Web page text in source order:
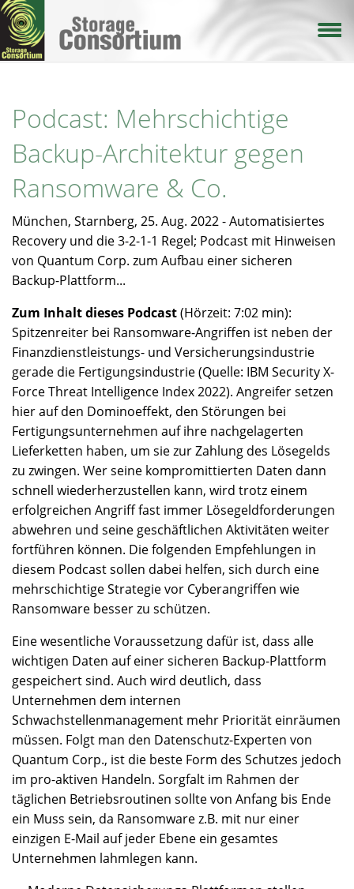
Direkt
zum
Inhalt
Podcast: Mehrschichtige
Backup-Architektur gegen
Ransomware & Co.
München, Starnberg, 25. Aug. 2022 - Automatisiertes
Recovery und die 3-2-1-1 Regel; Podcast mit Hinweisen
von Quantum Corp. zum Aufbau einer sicheren
Backup-Plattform...
Zum Inhalt dieses Podcast(Hörzeit: 7:02 min):
Spitzenreiter bei Ransomware-Angriffen ist neben der
Finanzdienstleistungs- und Versicherungsindustrie
gerade die Fertigungsindustrie (Quelle: IBM Security X-
Force Threat Intelligence Index 2022). Angreifer setzen
hier auf den Dominoeffekt, den Störungen bei
Fertigungsunternehmen auf ihre nachgelagerten
Lieferketten haben, um sie zur Zahlung des Lösegelds
zu zwingen. Wer seine kompromittierten Daten dann
schnell wiederherzustellen kann, wird trotz einem
erfolgreichen Angriff fast immer Lösegeldforderungen
abwehren und seine geschäftlichen Aktivitäten weiter
fortführen können. Die folgenden Empfehlungen in
diesem Podcast sollen dabei helfen, sich durch eine
mehrschichtige Strategie vor Cyberangriffen wie
Ransomware besser zu schützen.
Eine wesentliche Voraussetzung dafür ist, dass alle
wichtigen Daten auf einer sicheren Backup-Plattform
gespeichert sind. Auch wird deutlich, dass
Unternehmen dem internen
Schwachstellenmanagement mehr Priorität einräumen
müssen. Folgt man den Datenschutz-Experten von
Quantum Corp., ist die beste Form des Schutzes jedoch
im pro-aktiven Handeln. Sorgfalt im Rahmen der
täglichen Betriebsroutinen sollte von Anfang bis Ende
ein Muss sein, da Ransomware z.B. mit nur einer
einzigen E-Mail auf jeder Ebene ein gesamtes
Unternehmen lahmlegen kann.